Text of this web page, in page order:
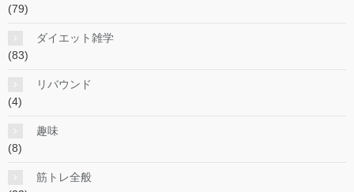
(79)
ダイエット雑学
(83)
リバウンド
(4)
趣味
(8)
筋トレ全般